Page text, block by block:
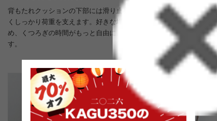
背もたれクッションの下部には滑り止めがついており、ズレにく
くしっかり荷重を支えます。好きな場所に置いて使用できるた
め、くつろぎの時間がもっと自由に。快適にお過ごしいただけま
す。